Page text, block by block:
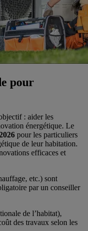
pour
: aider les
énergétique. Le
pour les particuliers
de leur habitation.
efficaces et
etc.) sont
par un conseiller
de l’habitat),
des travaux selon les